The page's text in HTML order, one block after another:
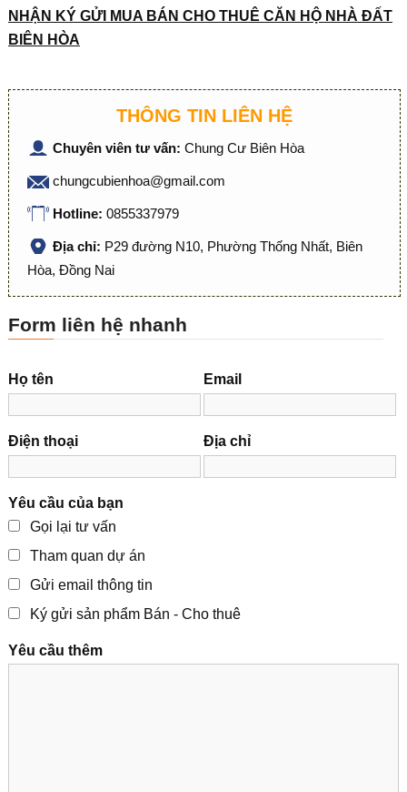
NHẬN KÝ GỬI MUA BÁN CHO THUÊ CĂN HỘ NHÀ ĐẤT
BIÊN HÒA
THÔNG TIN LIÊN HỆ
Chuyên viên tư vấn: Chung Cư Biên Hòa
chungcubienhoa@gmail.com
Hotline: 0855337979
Địa chỉ: P29 đường N10, Phường Thống Nhất, Biên
Hòa, Đồng Nai
Form liên hệ nhanh
Họ tên Email
Điện thoại Địa chỉ
Yêu cầu của bạn
Gọi lại tư vấn
Tham quan dự án
Gửi email thông tin
Ký gửi sản phẩm Bán - Cho thuê
Yêu cầu thêm